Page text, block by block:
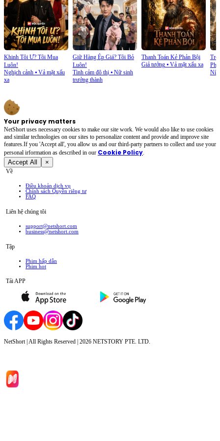
Khinh Tôi Ư? Tôi Mua
Luôn!
Nghịch cảnh ⦁ Vả mặt xấu
xa
Giữ Hàng Ép Giá? Tôi Bỏ
Luôn!
Tình cảm đô thị⦁ Nữ sinh
trưởng thành
Thanh Toán Kẻ Phản Bội
Giả tưởng⦁ Vả mặt xấu xa
Trở
Phủ
Níu
Your privacy matters
NetShort uses necessary cookies to make our site work. We would also like to use cookies
and similar technologies on our sites to personalize content and provide and improve site
features.If you 'Accept all', you allow us and our third-party partners to collect and use your
personal irformation as described in our Cookie Policy.
Accept All ×
Về
Điều khoản dịch vụ
Chính sách Quyền riêng tư
FAQ
Liên hệ chúng tôi
support@netshort.com
business@netshort.com
Tập
Phim hấp dẫn
Phim hot
Tải APP
NetShort | All Rights Reserved | 2026 NETSTORY PTE. LTD.